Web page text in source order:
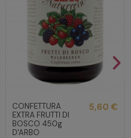
CONFETTURA
EXTRA FRUTTI DI
BOSCO 450g
D'ARBO
5,60 €